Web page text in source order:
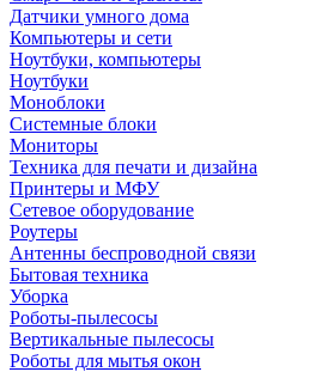
Датчики умного дома
Компьютеры и сети
Ноутбуки, компьютеры
Ноутбуки
Моноблоки
Системные блоки
Мониторы
Техника для печати и дизайна
Принтеры и МФУ
Сетевое оборудование
Роутеры
Антенны беспроводной связи
Бытовая техника
Уборка
Роботы-пылесосы
Вертикальные пылесосы
Роботы для мытья окон